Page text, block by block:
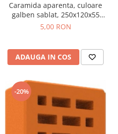
Caramida aparenta, culoare
galben sablat, 250x120x55
mm
5,00 RON
ADAUGA IN COS
-20%